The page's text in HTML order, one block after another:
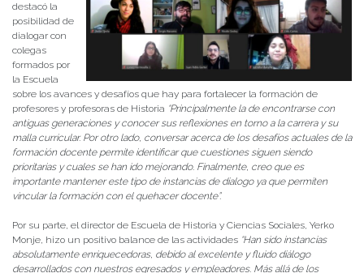
destacó la
posibilidad de
dialogar con
colegas
formados por
la Escuela
sobre los avances y desafíos que hay para fortalecer la formación de
profesores y profesoras de Historia “Principalmente la de encontrarse con
antiguas generaciones y conocer sus reflexiones en torno a la carrera y su
malla curricular. Por otro lado, conversar acerca de los desafíos actuales de la
formación docente permite identificar que cuestiones siguen siendo
prioritarias y cuales se han ido mejorando. Finalmente, creo que es
importante mantener este tipo de instancias de dialogo ya que permiten
vincular la formación con el quehacer docente”.
Por su parte, el director de Escuela de Historia y Ciencias Sociales, Yerko
Monje, hizo un positivo balance de las actividades “Han sido instancias
absolutamente enriquecedoras, debido al excelente y fluido diálogo
desarrollados con nuestros egresados y empleadores. Más allá de los